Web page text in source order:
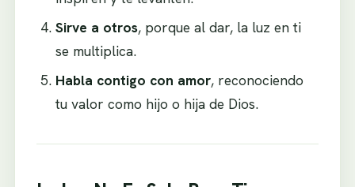
Sirve a otros, porque al dar, la luz en ti
se multiplica.
Habla contigo con amor, reconociendo
tu valor como hijo o hija de Dios.